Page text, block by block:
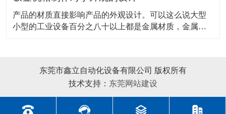
产品的材质直接影响产品的外观设计。可以这么说大型
小型的工业设备百分之八十以上都是金属材质，金属材
的方法及其注意事项。 首先，工业钣金设备造型设计受
东莞市鑫立自动化设备有限公司 版权所有
技术支持： 东莞网站建设